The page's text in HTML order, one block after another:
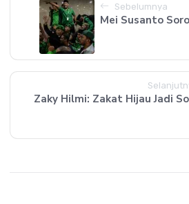
Sebelumnya
Mei Susanto
Zaky Hilmi: Zakat Hijau Jadi